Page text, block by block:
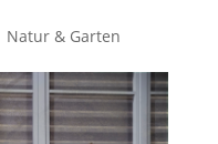
Natur & Garten